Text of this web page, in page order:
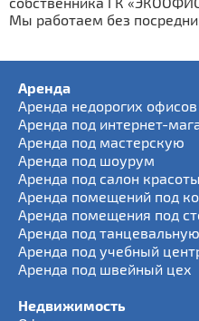
Мы работаем без
Аренда
Аренда недорогих офисов
Аренда под интернет-
Аренда под мастерскую
Аренда под шоурум
Аренда под салон красоты
Аренда помещений под
Аренда помещения под
Аренда под
Аренда под учебный
Аренда под швейный цех
Недвижимость